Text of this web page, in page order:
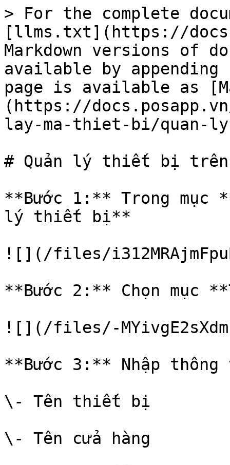
> For the complete
[llms.txt](https://
Markdown versions of
available by
page is available as
(https://
lay-ma-thiet-bi/quan-
# Quản lý thiết bị trên
**Bước 1:** Trong mục
lý thiết bị**
![](/files/
**Bước 2:** Chọn mục
![](/files/-
**Bước 3:** Nhập
\- Tên thiết bị
\- Tên cửa hàng